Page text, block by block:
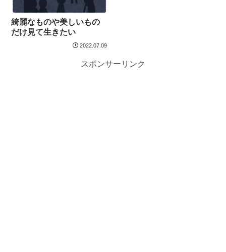
綺麗なものや美しいもの
だけ見て生きたい
2022.07.09
スポンサーリンク